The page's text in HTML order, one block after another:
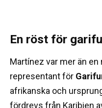
En röst för
Martínez var mer än
representant för
afrikanska och
fördrevs från Karibien